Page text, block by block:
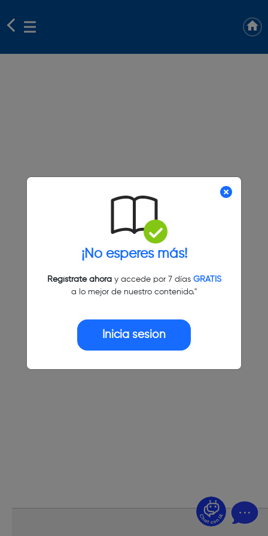
¡No esperes más!
Regístrate ahoray accede por 7 días GRATIS
a lo mejor de nuestro contenido."
Inicia sesión